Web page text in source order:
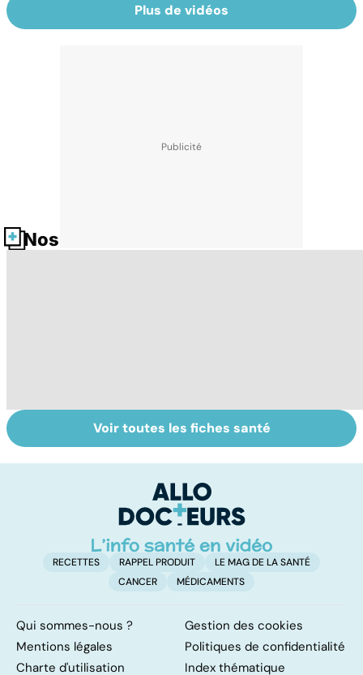
Plus de vidéos
Nos fiches santé
Allaiter : ça ne
coule pas de
Tout savoir sur
les infections
Voir toutes les fiches santé
RECETTES RAPPEL PRODUIT
LE MAG DE LA SANTÉ
CANCER
MÉDICAMENTS
Qui sommes-nous ?
Gestion des cookies
Mentions légales
Politiques de confidentialité
Charte d'utilisation
Index thématique